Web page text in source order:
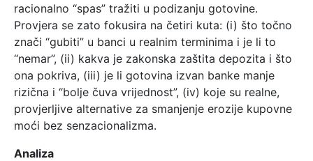
racionalno “spas” tražiti u podizanju gotovine.
Provjera se zato fokusira na četiri kuta: (i) što točno
znači “gubiti” u banci u realnim terminima i je li to
“nemar”, (ii) kakva je zakonska zaštita depozita i što
ona pokriva, (iii) je li gotovina izvan banke manje
rizična i “bolje čuva vrijednost”, (iv) koje su realne,
provjerljive alternative za smanjenje erozije kupovne
moći bez senzacionalizma.
Analiza